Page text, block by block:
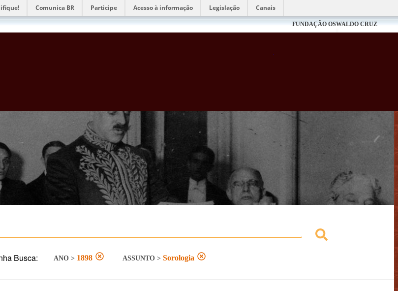
Comunica BR Participe Acesso à informação Legislação Canais
FUNDAÇÃO OSWALDO CRUZ
Busca: ANO> 1898 ASSUNTO> Sorologia